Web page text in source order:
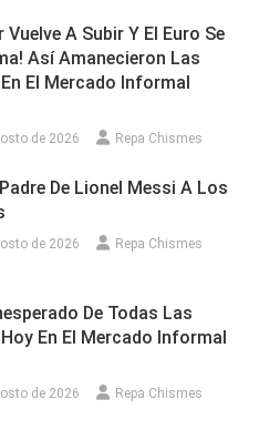
Vuelve A Subir Y El Euro Se
Así Amanecieron Las
El Mercado Informal
de 2026 Repa Chismes
De Lionel Messi A Los
de 2026 Repa Chismes
De Todas Las
En El Mercado Informal
de 2026 Repa Chismes